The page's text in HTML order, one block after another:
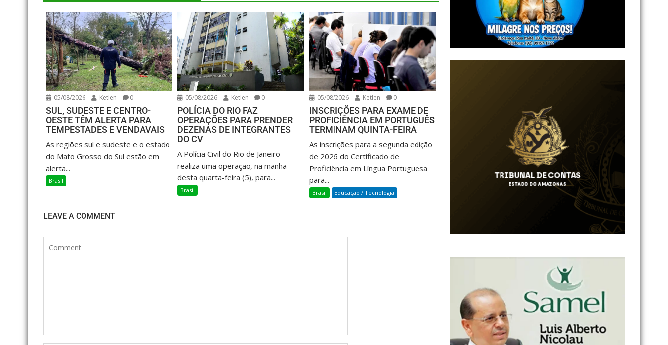
05/08/2026 Ketlen 0
SUL, SUDESTE E CENTRO-
OESTE TÊM ALERTA PARA
TEMPESTADES E VENDAVAIS
As regiões sul e sudeste e o estado
do Mato Grosso do Sul estão em
alerta...
Brasil
05/08/2026 Ketlen 0
POLÍCIA DO RIO FAZ
OPERAÇÕES PARA PRENDER
DEZENAS DE INTEGRANTES
DO CV
A Polícia Civil do Rio de Janeiro
realiza uma operação, na manhã
desta quarta-feira (5), para...
Brasil
05/08/2026 Ketlen 0
INSCRIÇÕES PARA EXAME DE
PROFICIÊNCIA EM PORTUGUÊS
TERMINAM QUINTA-FEIRA
As inscrições para a segunda edição
de 2026 do Certificado de
Proficiência em Língua Portuguesa
para...
Brasil Educação / Tecnologia
LEAVE A COMMENT